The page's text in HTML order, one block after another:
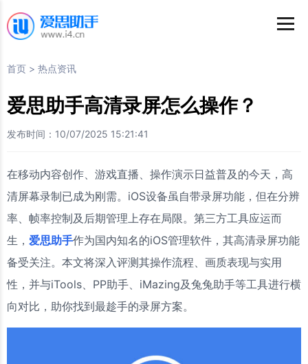
首页 > 热点资讯
爱思助手高清录屏怎么操作？
发布时间：10/07/2025 15:21:41
在移动内容创作、游戏直播、操作演示日益普及的今天，高
清屏幕录制已成为刚需。iOS设备虽自带录屏功能，但在分辨
率、帧率控制及后期管理上存在局限。第三方工具应运而
生， 爱思助手作为国内知名的iOS管理软件，其高清录屏功能
备受关注。本文将深入评测其操作流程、画质表现与实用
性，并与iTools、PP助手、iMazing及兔兔助手等工具进行横
向对比，助你找到最趁手的录屏方案。